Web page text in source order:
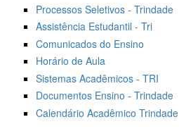
Processos Seletivos - Trindade
Assistência Estudantil - Tri
Comunicados do Ensino
Horário de Aula
Sistemas Acadêmicos - TRI
Documentos Ensino - Trindade
Calendário Acadêmico Trindade